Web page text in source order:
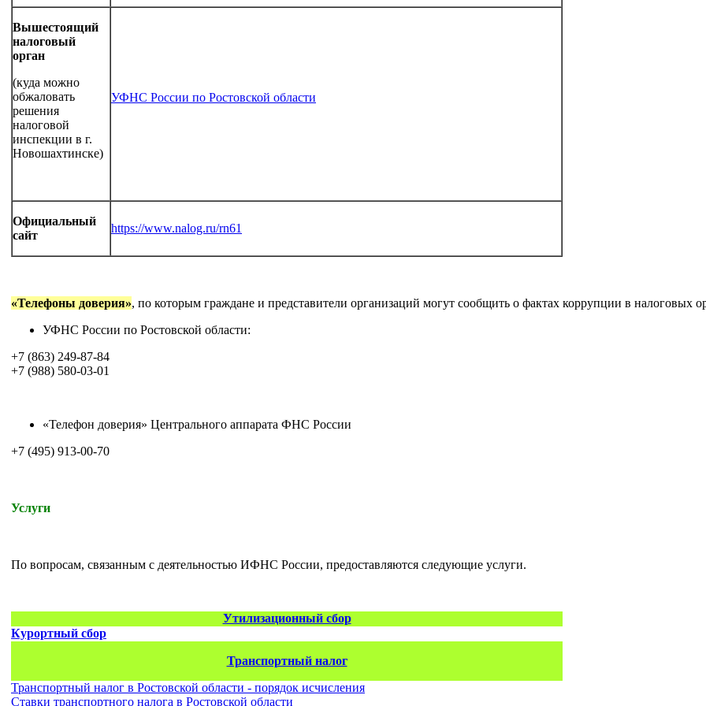
Вышестоящий
налоговый
орган
(куда можно
обжаловать
решения
налоговой
инспекции в г.
Новошахтинске)
УФНС России по Ростовской области
Официальный
сайт
https://www.nalog.ru/rn61
«Телефоны доверия», по которым граждане и представители организаций могут сообщить о фактах коррупции в налоговых
УФНС России по Ростовской области:
+7 (863) 249-87-84
+7 (988) 580-03-01
«Телефон доверия» Центрального аппарата ФНС России
+7 (495) 913-00-70
Услуги
По вопросам, связанным с деятельностью ИФНС России, предоставляются следующие услуги.
Утилизационный сбор
Курортный сбор
Транспортный налог
Транспортный налог в Ростовской области - порядок исчисления
Ставки транспортного налога в Ростовской области